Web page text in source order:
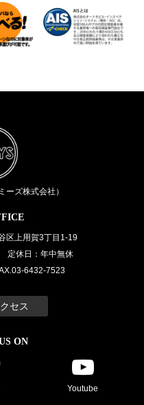
ーズ株式会社）
区上用賀3丁目1-19
定休日：年中無休
6432-7523
セス
ON
Youtube